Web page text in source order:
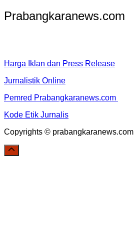
Prabangkaranews.com
Harga Iklan dan Press Release
Jurnalistik Online
Pemred Prabangkaranews.com
Kode Etik Jurnalis
Copyrights © prabangkaranews.com